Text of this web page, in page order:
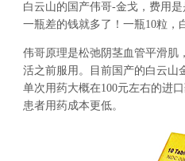
白云山的国产伟哥-金戈，费用是
一瓶差的钱就多了！一瓶10粒，
伟哥原理是松弛阴茎血管平滑肌
活之前服用。目前国产的白云山
单次用药大概在100元左右的进
患者用药成本更低。